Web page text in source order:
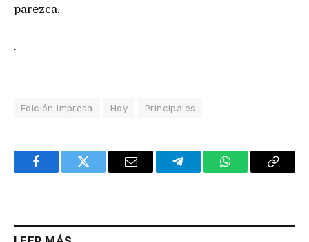
parezca.
.
Edición Impresa Hoy Principales
FacebookTwitter Email TelegramWhatsAppCopy